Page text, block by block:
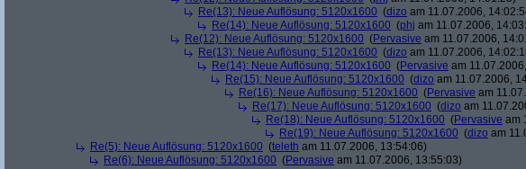
Re(13): Neue Auflösung: 5120x1600 (dizo am 11.07.2006,
Re(14): Neue Auflösung: 5120x1600 (phj am 11.07.2006,
Re(12): Neue Auflösung: 5120x1600 (Pervasive am 11.07.2006,
Re(13): Neue Auflösung: 5120x1600 (dizo am 11.07.2006,
Re(14): Neue Auflösung: 5120x1600 (Pervasive am
Re(15): Neue Auflösung: 5120x1600 (dizo am 11.07.2006,
Re(16): Neue Auflösung: 5120x1600 (Pervasive am
Re(17): Neue Auflösung: 5120x1600 (dizo am
Re(18): Neue Auflösung: 5120x1600 (Pervasive am
Re(19): Neue Auflösung: 5120x1600 (dizo am
Re(5): Neue Auflösung: 5120x1600 (teleth am 11.07.2006, 13:54:06)
Re(6): Neue Auflösung: 5120x1600 (Pervasive am 11.07.2006, 13:55:03)